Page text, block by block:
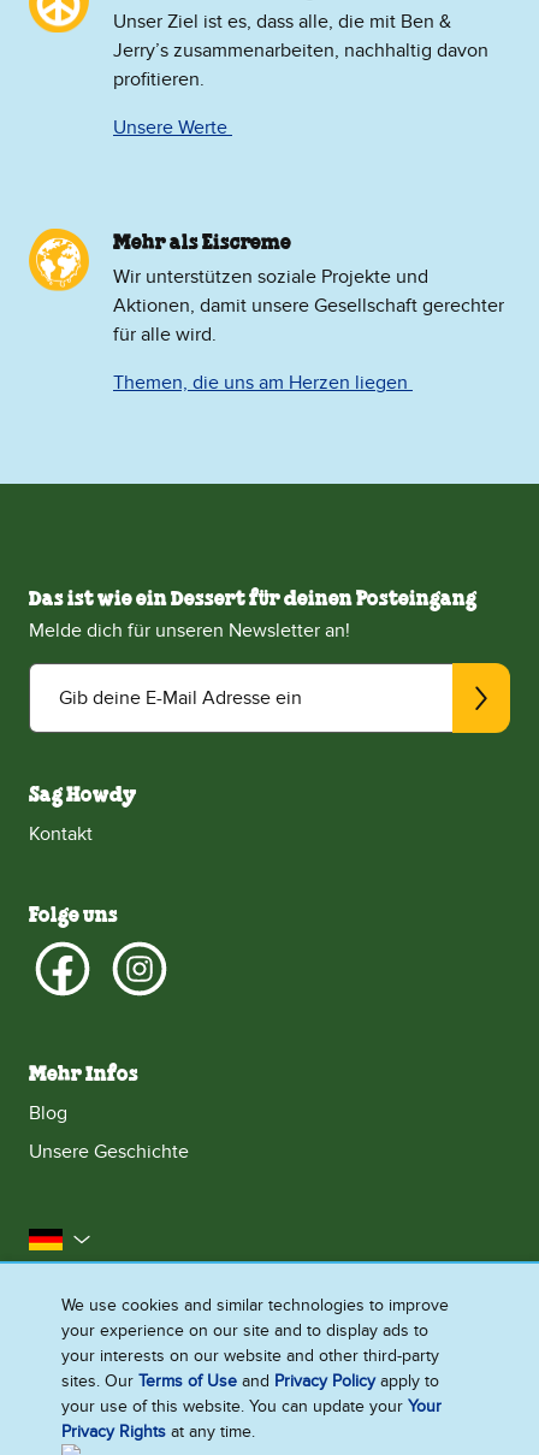
Unser Ziel ist es, dass alle, die mit Ben &
Jerry’s zusammenarbeiten, nachhaltig davon
profitieren.
Unsere Werte
Mehr als Eiscreme
​Wir unterstützen soziale Projekte und
Aktionen, damit unsere Gesellschaft gerechter
für alle wird.
Themen, die uns am Herzen liegen
Das ist wie ein Dessert für deinen Posteingang
Melde dich für unseren Newsletter an!
Gib deine E-Mail Adresse ein
Sag Howdy
Kontakt
Folge uns
Mehr Infos
Blog
Unsere Geschichte
Deutschland
Impressum
Datenschutzhinweis
Rechtliches
Cookie-Informationen
Barrierefreiheit
Kontakt
Sitemap
Cookie-Einstellungen
We use cookies and similar technologies to improve
your experience on our site and to display ads to
your interests on our website and other third-party
sites. OurTerms of Use and Privacy Policyapply to
your use of this website. You can update yourYour
Privacy Rights at any time.